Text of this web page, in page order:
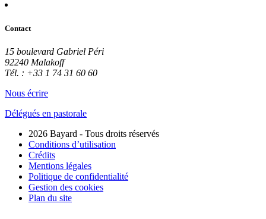
Contact
15 boulevard Gabriel Péri
92240 Malakoff
Tél. : +33 1 74 31 60 60
Nous écrire
Délégués en pastorale
2026 Bayard - Tous droits réservés
Conditions d’utilisation
Crédits
Mentions légales
Politique de confidentialité
Gestion des cookies
Plan du site